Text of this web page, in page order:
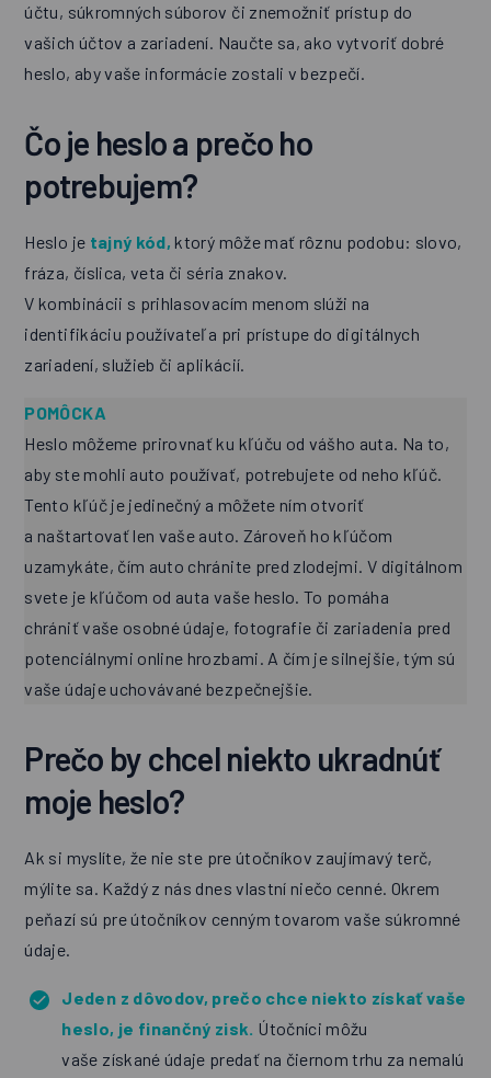
účtu, súkromných súborov či znemožniť prístup do
vašich účtov a zariadení. Naučte sa, ako vytvoriť dobré
heslo, aby vaše informácie zostali v bezpečí.
Čo je heslo a prečo ho
potrebujem?
Heslo je tajný kód, ktorý môže mať rôznu podobu: slovo,
fráza, číslica, veta či séria znakov.
V kombinácii s prihlasovacím menom slúži na
identifikáciu používateľa pri prístupe do digitálnych
zariadení, služieb či aplikácií.
POMÔCKA
Heslo môžeme prirovnať ku kľúču od vášho auta. Na to,
aby ste mohli auto používať, potrebujete od neho kľúč.
Tento kľúč je jedinečný a môžete ním otvoriť
a naštartovať len vaše auto. Zároveň ho kľúčom
uzamykáte, čím auto chránite pred zlodejmi. V digitálnom
svete je kľúčom od auta vaše heslo. To pomáha
chrániť vaše osobné údaje, fotografie či zariadenia pred
potenciálnymi online hrozbami. A čím je silnejšie, tým sú
vaše údaje uchovávané bezpečnejšie.
Prečo by chcel niekto ukradnúť
moje heslo?
Ak si myslíte, že nie ste pre útočníkov zaujímavý terč,
mýlite sa. Každý z nás dnes vlastní niečo cenné. Okrem
peňazí sú pre útočníkov cenným tovarom vaše súkromné
údaje.
Jeden z dôvodov, prečo chce niekto získať vaše
heslo, je finančný zisk. Útočníci môžu
vaše získané údaje predať na čiernom trhu za nemalú